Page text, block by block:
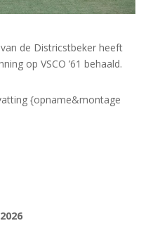
de Districstbeker heeft
op VSCO ’61 behaald.
{opname&montage